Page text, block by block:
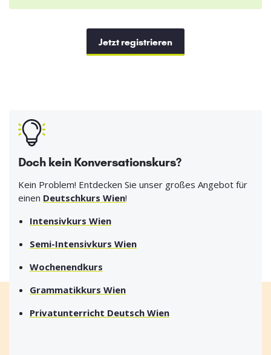
Jetzt registrieren
Doch kein Konversationskurs?
Kein Problem! Entdecken Sie unser großes Angebot für
einen Deutschkurs Wien!
Intensivkurs Wien
Semi-Intensivkurs Wien
Wochenendkurs
Grammatikkurs Wien
Privatunterricht Deutsch Wien